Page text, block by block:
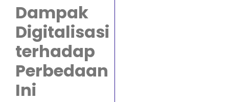
Dampak
Digitalisasi
terhadap
Perbedaan
Ini